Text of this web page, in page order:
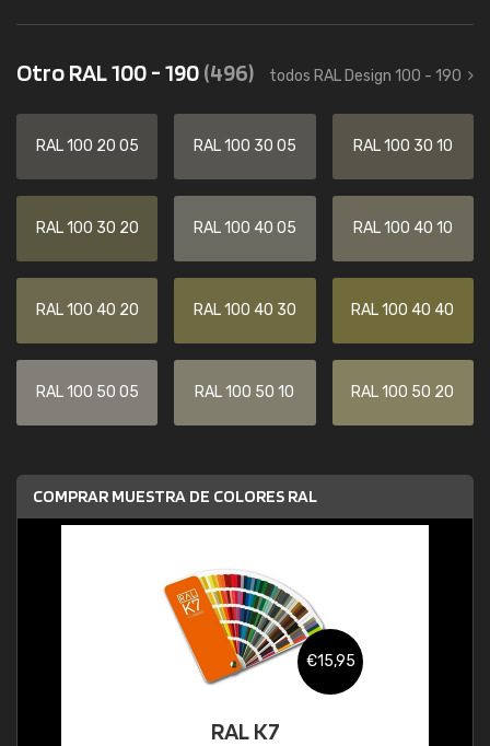
Otro RAL 100 - 190(496) todos RAL Design 100 - 190
RAL 100 20 05 RAL 100 30 05 RAL 100 30 10
RAL 100 30 20 RAL 100 40 05 RAL 100 40 10
RAL 100 40 20 RAL 100 40 30 RAL 100 40 40
RAL 100 50 05 RAL 100 50 10 RAL 100 50 20
COMPRAR MUESTRA DE COLORES RAL
€15,95
RAL K7